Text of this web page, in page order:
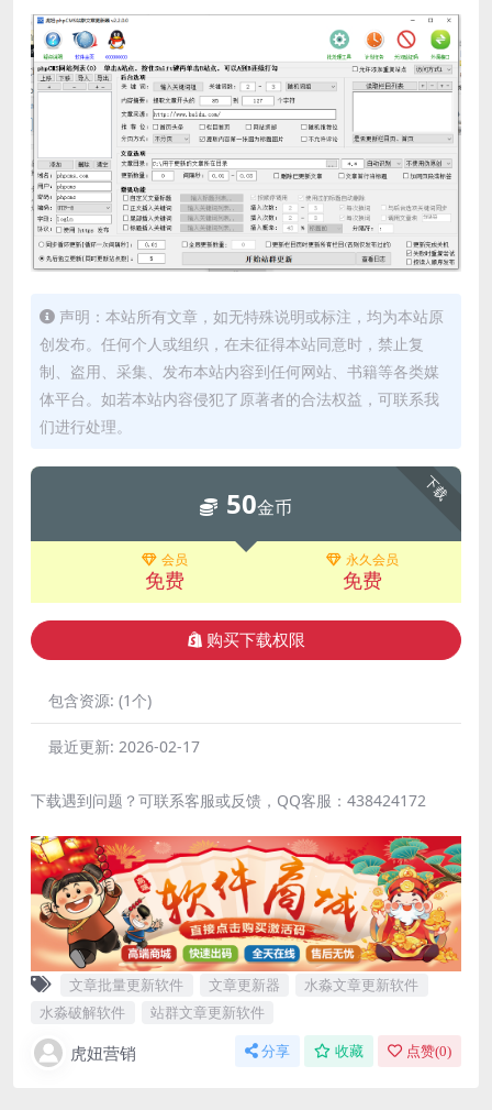
声明：本站所有文章，如无特殊说明或标注，均为本站原
创发布。任何个人或组织，在未征得本站同意时，禁止复
制、盗用、采集、发布本站内容到任何网站、书籍等各类媒
体平台。如若本站内容侵犯了原著者的合法权益，可联系我
们进行处理。
下载
50金币
会员
免费
永久会员
免费
购买下载权限
包含资源: (1个)
最近更新: 2026-02-17
下载遇到问题？可联系客服或反馈，QQ客服：438424172
文章批量更新软件 文章更新器
水淼文章更新软件
水淼破解软件
站群文章更新软件
虎妞营销 分享 收藏 点赞(0)